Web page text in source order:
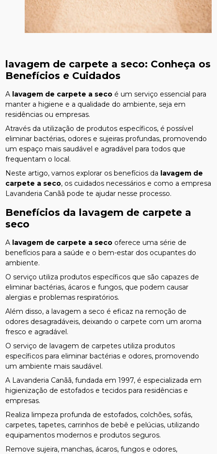
lavagem de carpete a seco: Conheça os
Benefícios e Cuidados
A lavagem de carpete a seco é um serviço essencial para
manter a higiene e a qualidade do ambiente, seja em
residências ou empresas.
Através da utilização de produtos específicos, é possível
eliminar bactérias, odores e sujeiras profundas, promovendo
um espaço mais saudável e agradável para todos que
frequentam o local.
Neste artigo, vamos explorar os benefícios da lavagem de
carpete a seco, os cuidados necessários e como a empresa
Lavanderia Canãã pode te ajudar nesse processo.
Benefícios da lavagem de carpete a
seco
A lavagem de carpete a seco oferece uma série de
benefícios para a saúde e o bem-estar dos ocupantes do
ambiente.
O serviço utiliza produtos específicos que são capazes de
eliminar bactérias, ácaros e fungos, que podem causar
alergias e problemas respiratórios.
Além disso, a lavagem a seco é eficaz na remoção de
odores desagradáveis, deixando o carpete com um aroma
fresco e agradável.
O serviço de lavagem de carpetes utiliza produtos
específicos para eliminar bactérias e odores, promovendo
um ambiente mais saudável.
A Lavanderia Canãã, fundada em 1997, é especializada em
higienização de estofados e tecidos para residências e
empresas.
Realiza limpeza profunda de estofados, colchões, sofás,
carpetes, tapetes, carrinhos de bebê e pelúcias, utilizando
equipamentos modernos e produtos seguros.
Remove sujeira, manchas, ácaros, fungos e odores,